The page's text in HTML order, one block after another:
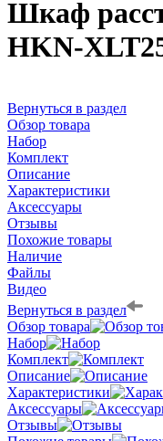
Шкаф
HKN-
Вернуться в раздел
Обзор товара
Набор
Комплект
Описание
Характеристики
Аксессуары
Отзывы
Похожие товары
Наличие
Файлы
Видео
Вернуться в раздел
Обзор товара
Набор
Комплект
Описание
Характеристики
Аксессуары
Отзывы